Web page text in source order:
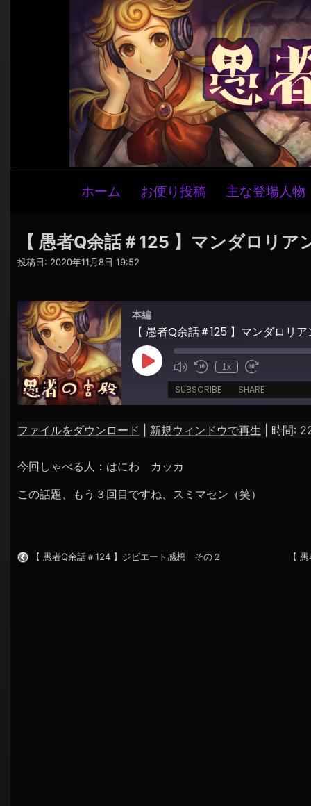
ビ
ー
シ
ョ
ン
ホーム お便り投稿 主な登場人物
【 愚者Q余話＃125 】マンダロリ
投稿日: 2020年11月8日 19:52
本編
【 愚者Q余話＃125 】マンダロリ
Play
Episode
1x
SUBSCRIBE SHARE
SHARE
LINK
ファイルをダウンロード 新規ウィンドウで再生 時間:
今回しゃべる人：はにわ カッカ
この話題、もう３回目ですね、スミマセン（笑）
【 愚者Q余話＃124 】ジビエート感想 その２ 【